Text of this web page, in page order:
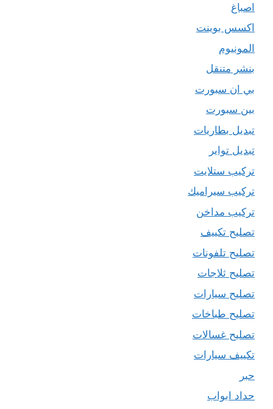
اصباغ
اكسس بوينت
المونيوم
بنشر متنقل
بي ان سبورت
بين سبورت
تبديل بطاريات
تبديل تواير
تركيب ستلايت
تركيب سيراميك
تركيب مداخن
تصليح تكييف
تصليح تلفونات
تصليح ثلاجات
تصليح سيارات
تصليح طباخات
تصليح غسالات
تكييف سيارات
حبر
حداد ابواب